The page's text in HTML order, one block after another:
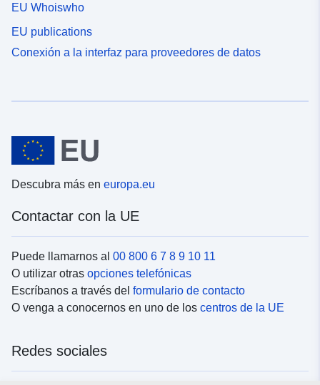
EU Whoiswho
EU publications
Conexión a la interfaz para proveedores de datos
Descubra más en europa.eu
Contactar con la UE
Puede llamarnos al 00 800 6 7 8 9 10 11
O utilizar otras opciones telefónicas
Escríbanos a través del formulario de contacto
O venga a conocernos en uno de los centros de la UE
Redes sociales